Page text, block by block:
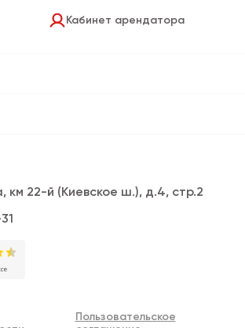
стойка
км 22-й (Киевское ш.), д.4, стр.2
Кабинет арендатора
Пользовательское